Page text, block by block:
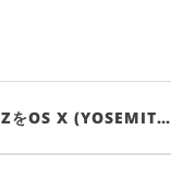
をOS X (YOSEMIT…